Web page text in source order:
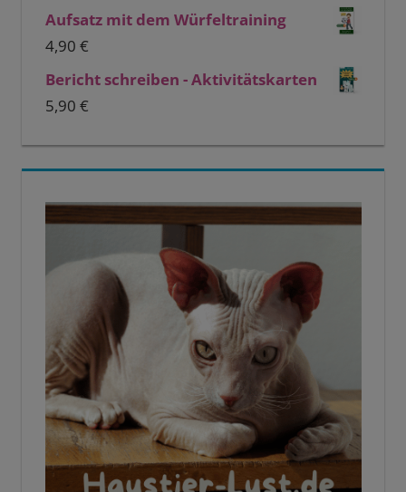
Aufsatz mit dem Würfeltraining
4,90 €
Bericht schreiben - Aktivitätskarten
5,90 €